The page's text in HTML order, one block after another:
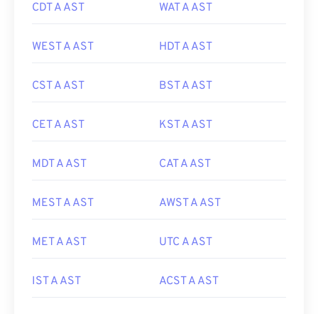
CDT A AST WAT A AST
WEST A AST HDT A AST
CST A AST BST A AST
CET A AST KST A AST
MDT A AST CAT A AST
MEST A AST AWST A AST
MET A AST UTC A AST
IST A AST ACST A AST